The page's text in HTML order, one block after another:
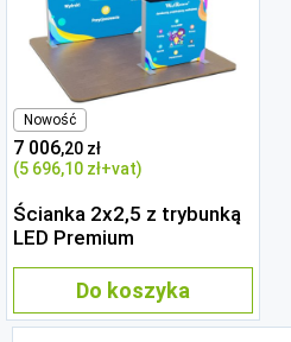
Nowość
7 006,20 zł
(5 696,10 zł+vat)
Ścianka 2x2,5 z trybunką
LED Premium
Do koszyka